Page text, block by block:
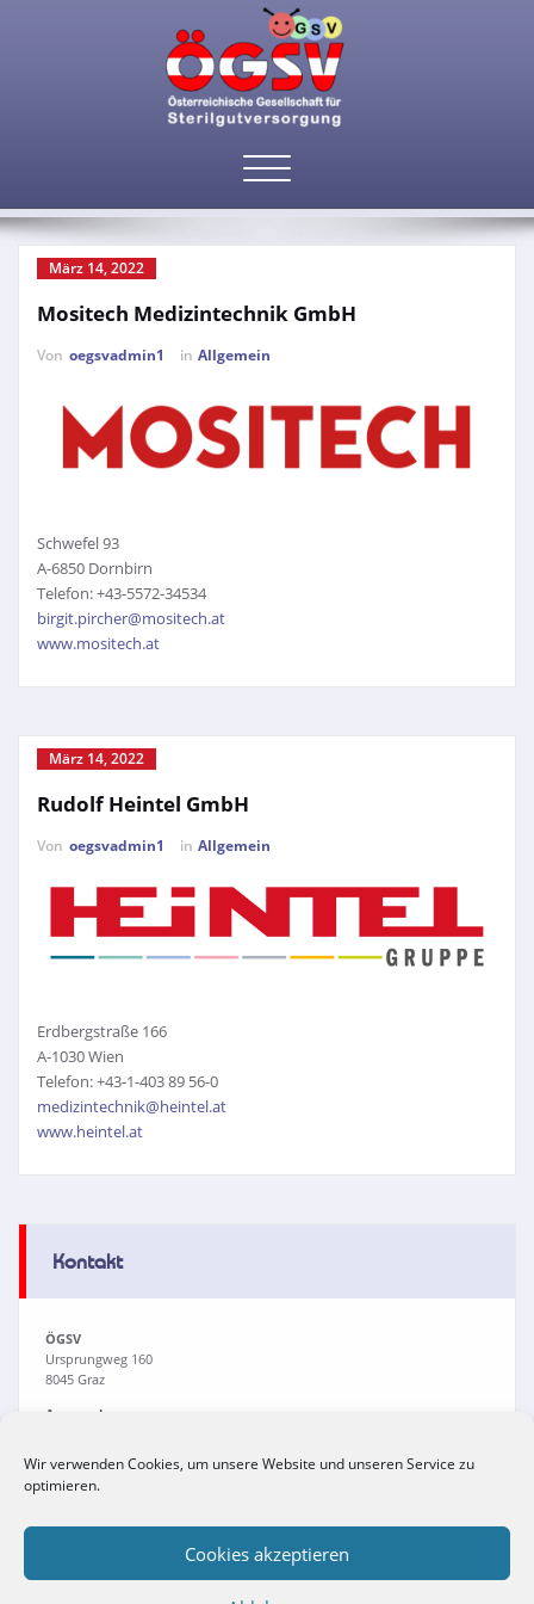
Wir verwenden Cookies, um unsere Website und unseren Service zu
optimieren.
Cookies akzeptieren
Toggle
Archiv 2022
März 14, 2022
Mositech Medizintechnik GmbH
Von oegsvadmin1 in Allgemein
Schwefel 93
A-6850 Dornbirn
Telefon: +43-5572-34534
birgit.pircher@mositech.at
www.mositech.at
März 14, 2022
Rudolf Heintel GmbH
Von oegsvadmin1 in Allgemein
Erdbergstraße 166
A-1030 Wien
Telefon: +43-1-403 89 56-0
medizintechnik@heintel.at
www.heintel.at
Kontakt
ÖGSV
Ursprungweg 160
8045 Graz
Ansprechpersonen:
Sarah Quinesser
Dr. Viola Buchrieser
Fax: +43(0)316/694711-4
office@oegsv.com